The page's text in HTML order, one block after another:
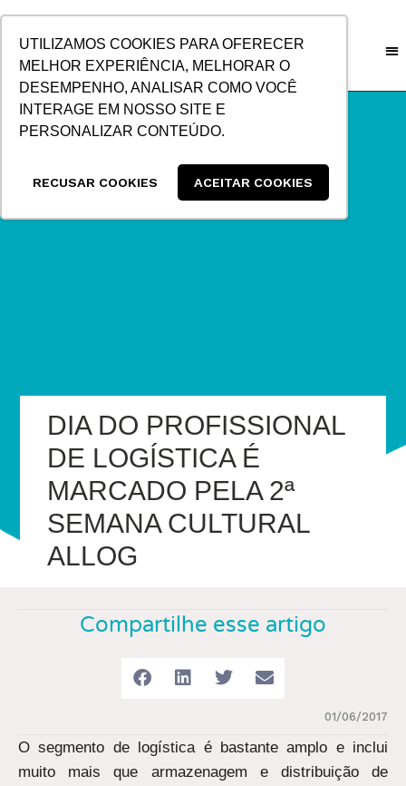
UTILIZAMOS COOKIES PARA OFERECER
MELHOR EXPERIÊNCIA, MELHORAR O
DESEMPENHO, ANALISAR COMO VOCÊ
INTERAGE EM NOSSO SITE E
PERSONALIZAR CONTEÚDO.
RECUSAR COOKIES ACEITAR COOKIES
CONTEÚDO
DIA DO PROFISSIONAL
DE LOGÍSTICA É
MARCADO PELA 2ª
SEMANA CULTURAL
ALLOG
Compartilhe esse artigo
01/06/2017
O segmento de logística é bastante amplo e inclui
muito mais que armazenagem e distribuição de